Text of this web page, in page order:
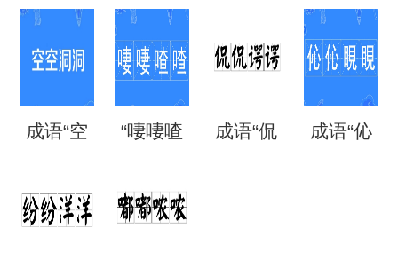
思？出
里？
故和出 思？
读？用
来形容
语吗？
是什么
意思？
是什么
语“混混
含义与
成语“空
洞”是什
“啛啛喳 成语“侃 成语“伈